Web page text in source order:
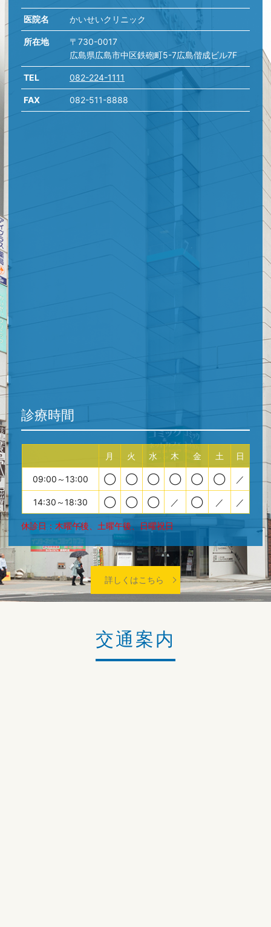
医院名 かいせいクリニック
所在地
〒730-0017
広島県広島市中区鉄砲町5-7広島偕成ビル7F
TEL 082-224-1111
FAX 082-511-8888
診療時間
月 火 水 木 金 土 日
09:00～13:00 ◯ ◯ ◯ ◯ ◯ ◯ ／
14:30～18:30 ◯ ◯ ◯ ／ ◯ ／ ／
休診日：木曜午後、土曜午後、日曜祝日
詳しくはこちら
交通案内